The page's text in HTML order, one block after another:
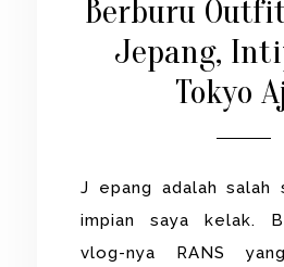
Berburu
Jepang,
Tokyo
J epang adalah salah
impian saya kelak.
vlog-nya RANS